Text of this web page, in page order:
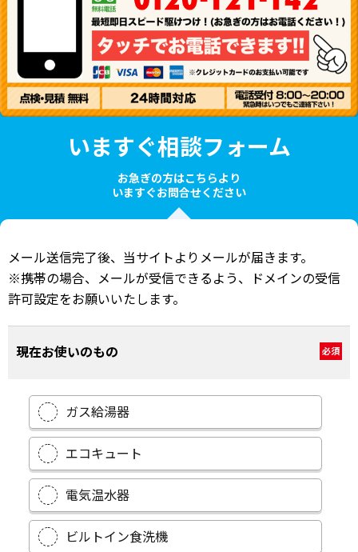
いますぐ相談フォーム
お急ぎの方はこちらより
いますぐお問合せください
メール送信完了後、当サイトよりメールが届きます。
※携帯の場合、メールが受信できるよう、ドメインの受信
許可設定をお願いいたします。
現在お使いのもの 必須
ガス給湯器
エコキュート
電気温水器
ビルトイン食洗機